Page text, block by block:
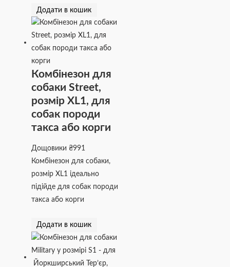
Додати в кошик
Комбінезон для
собаки Street,
розмір XL1, для
собак породи
такса або корги
Дощовики₴991
Комбінезон для собаки,
розмір XL1 ідеально
підійде для собак породи
такса або корги
Додати в кошик